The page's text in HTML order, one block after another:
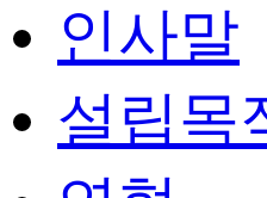
인사말
설립목